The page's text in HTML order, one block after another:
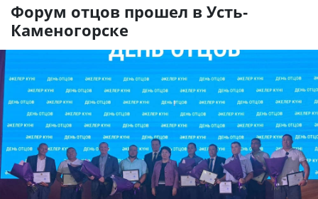
Форум отцов прошел в Усть-
Каменогорске